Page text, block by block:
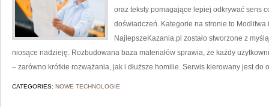
oraz teksty pomagające lepiej odkrywać sens
doświadczeń. Kategorie na stronie to Modlitwa
NajlepszeKazania.pl zostało stworzone z
niosące nadzieję. Rozbudowana baza materiałów sprawia, że każdy
– zarówno krótkie rozważania, jak i dłuższe homilie. Serwis kierowany jest do
CATEGORIES: NOWE TECHNOLOGIE